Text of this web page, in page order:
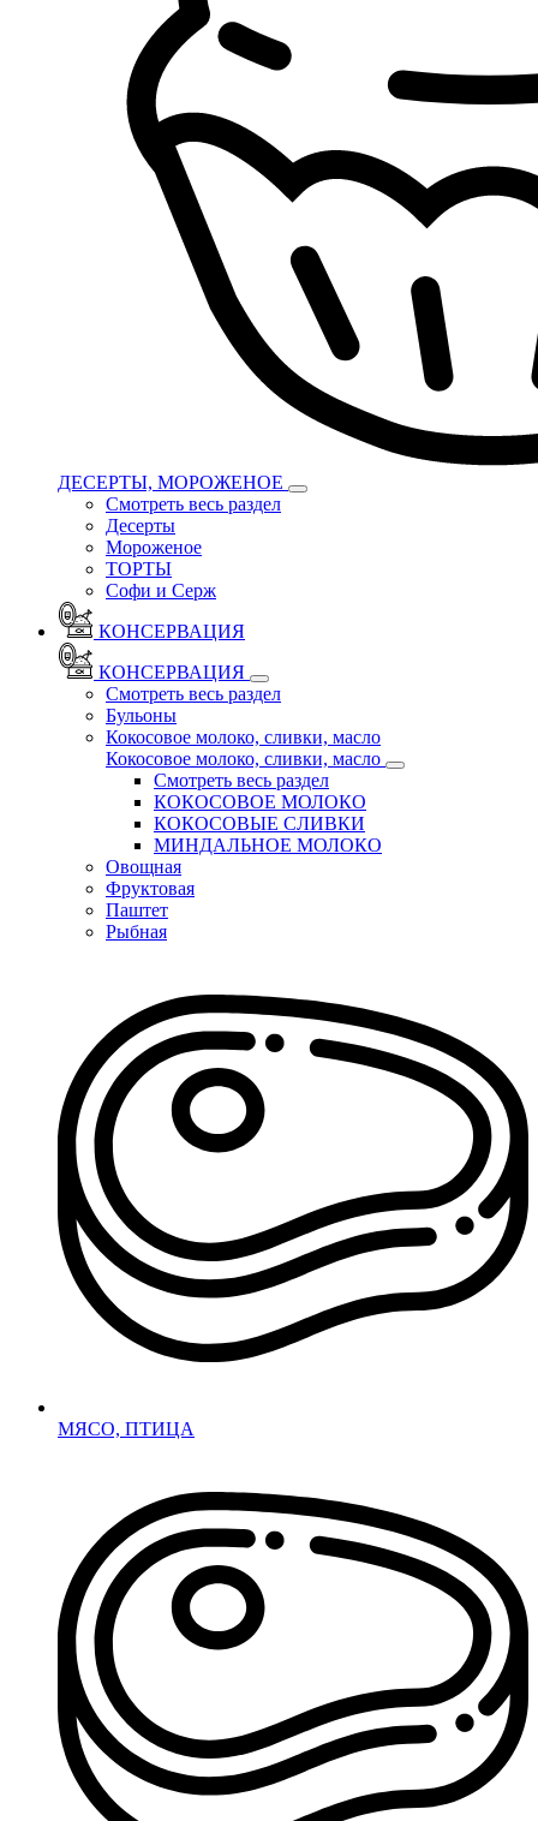
ДЕСЕРТЫ, МОРОЖЕНОЕ
Смотреть весь раздел
Десерты
Мороженое
ТОРТЫ
Софи и Серж
КОНСЕРВАЦИЯ
КОНСЕРВАЦИЯ
Смотреть весь раздел
Бульоны
Кокосовое молоко, сливки, масло
Кокосовое молоко, сливки, масло
Смотреть весь раздел
КОКОСОВОЕ МОЛОКО
КОКОСОВЫЕ СЛИВКИ
МИНДАЛЬНОЕ МОЛОКО
Овощная
Фруктовая
Паштет
Рыбная
МЯСО, ПТИЦА